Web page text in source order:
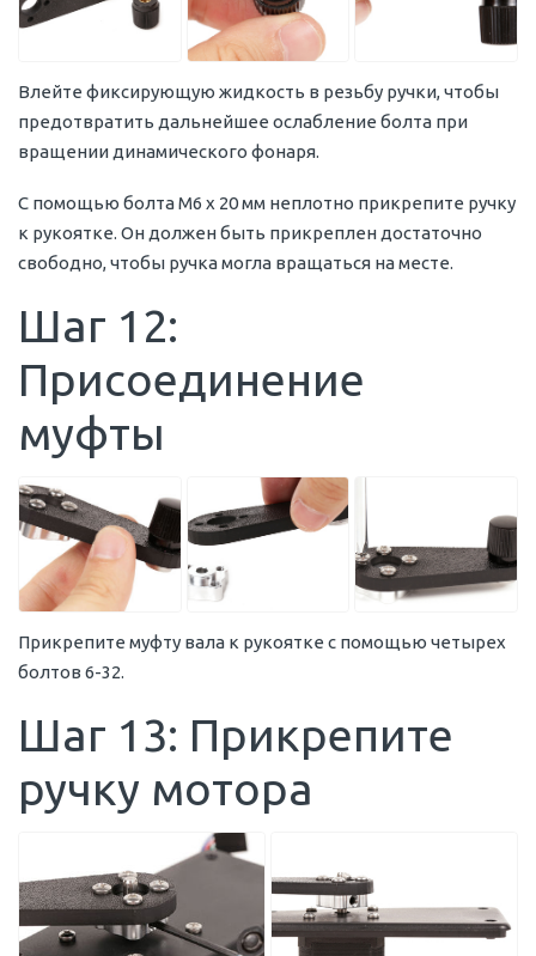
Влейте фиксирующую жидкость в резьбу ручки, чтобы
предотвратить дальнейшее ослабление болта при
вращении динамического фонаря.
С помощью болта M6 x 20 мм неплотно прикрепите ручку
к рукоятке. Он должен быть прикреплен достаточно
свободно, чтобы ручка могла вращаться на месте.
Шаг 12:
Присоединение
муфты
Прикрепите муфту вала к рукоятке с помощью четырех
болтов 6-32.
Шаг 13: Прикрепите
ручку мотора